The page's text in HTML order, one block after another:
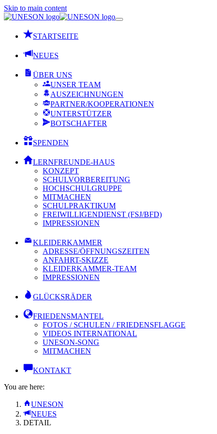
Skip to main content
STARTSEITE
NEUES
ÜBER UNS
UNSER TEAM
AUSZEICHNUNGEN
PARTNER/KOOPERATIONEN
UNTERSTÜTZER
BOTSCHAFTER
SPENDEN
LERNFREUNDE-HAUS
KONZEPT
SCHULVORBEREITUNG
HOCHSCHULGRUPPE
MITMACHEN
SCHULPRAKTIKUM
FREIWILLIGENDIENST (FSJ/BFD)
IMPRESSIONEN
KLEIDERKAMMER
ADRESSE/ÖFFNUNGSZEITEN
ANFAHRT-SKIZZE
KLEIDERKAMMER-TEAM
IMPRESSIONEN
GLÜCKSRÄDER
FRIEDENSMANTEL
FOTOS / SCHULEN / FRIEDENSFLAGGE
VIDEOS INTERNATIONAL
UNESON-SONG
MITMACHEN
KONTAKT
You are here:
UNESON
NEUES
DETAIL